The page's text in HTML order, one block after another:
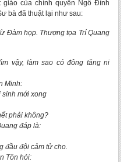
của chính quyền Ngô Đình
bà đã thuật lại như sau:
Đàm họp. Thượng tọa Trí Quang
vậy, làm sao có đông tăng ni
Minh:
mới xong
phải không?
đáp là:
đầu đội cảm tử cho.
Tôn hỏi: